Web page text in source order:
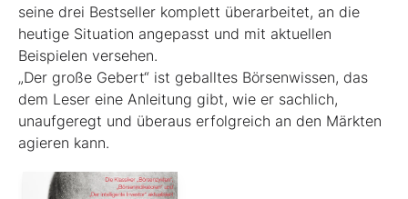
seine drei Best­seller komplett überarbeitet, an die
heutige ­Situation angepasst und mit aktuellen
Beispielen ver­sehen.
„Der große Gebert“ ist geballtes Börsenwissen, das
dem Leser eine Anleitung gibt, wie er sachlich,
unaufgeregt und überaus erfolgreich an den Märkten
agieren kann.